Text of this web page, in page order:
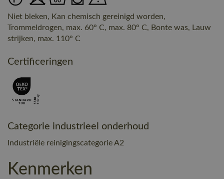
Niet bleken, Kan chemisch gereinigd worden,
Trommeldrogen, max. 60° C, max. 80° C, Bonte was, Lauw
strijken, max. 110° C
Certificeringen
Categorie industrieel onderhoud
Industriële reinigingscategorie A2
Kenmerken